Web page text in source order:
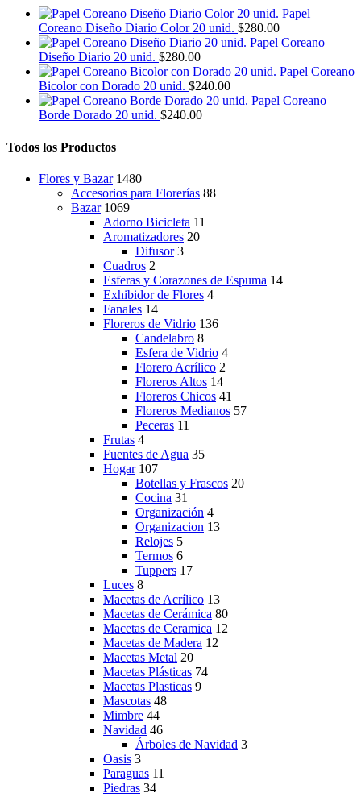
elegir
en
la
página
de
producto
Papel
Coreano Diseño Diario Color 20 unid. $280.00
Papel Coreano
Diseño Diario 20 unid. $280.00
Papel Coreano
Bicolor con Dorado 20 unid. $240.00
Papel Coreano
Borde Dorado 20 unid. $240.00
Todos los Productos
Flores y Bazar 1480
Accesorios para Florerías 88
Bazar 1069
Adorno Bicicleta 11
Aromatizadores 20
Difusor 3
Cuadros 2
Esferas y Corazones de Espuma 14
Exhibidor de Flores 4
Fanales 14
Floreros de Vidrio 136
Candelabro 8
Esfera de Vidrio 4
Florero Acrílico 2
Floreros Altos 14
Floreros Chicos 41
Floreros Medianos 57
Peceras 11
Frutas 4
Fuentes de Agua 35
Hogar 107
Botellas y Frascos 20
Cocina 31
Organización 4
Organizacion 13
Relojes 5
Termos 6
Tuppers 17
Luces 8
Macetas de Acrílico 13
Macetas de Cerámica 80
Macetas de Ceramica 12
Macetas de Madera 12
Macetas Metal 20
Macetas Plásticas 74
Macetas Plasticas 9
Mascotas 48
Mimbre 44
Navidad 46
Árboles de Navidad 3
Oasis 3
Paraguas 11
Piedras 34